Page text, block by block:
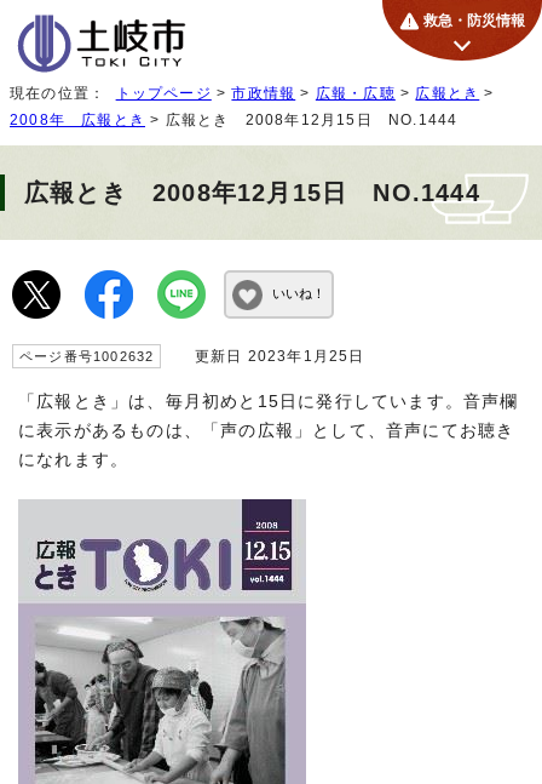
救急・防災情報
現在の位置： トップページ >市政情報 > 広報・広聴 > 広報とき >
2008年 広報とき > 広報とき 2008年12月15日 NO.1444
広報とき 2008年12月15日 NO.1444
いいね！
ページ番号1002632 更新日 2023年1月25日
「広報とき」は、毎月初めと15日に発行しています。音声欄
に表示があるものは、「声の広報」として、音声にてお聴き
になれます。